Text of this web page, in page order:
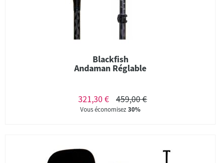
Blackfish
Andaman Réglable
321,30 € 459,00 €
Vous économisez30%